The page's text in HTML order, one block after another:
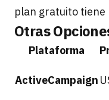
plan gratuito tiene
Otras
Plataforma
ActiveCampaign